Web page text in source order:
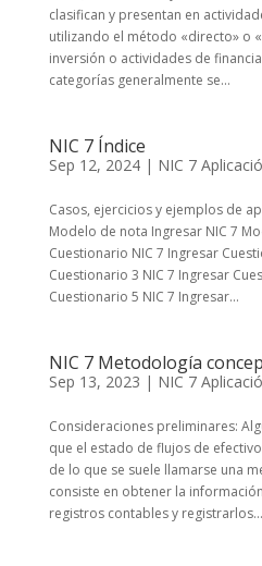
clasifican y presentan en
utilizando el método «directo» o
inversión o actividades de
categorías generalmente se...
NIC 7 Índice
Sep 12, 2024| NIC 7
Casos, ejercicios y ejemplos de
Modelo de nota Ingresar NIC 7
Cuestionario NIC 7 Ingresar
Cuestionario 3 NIC 7 Ingresar
Cuestionario 5 NIC 7 Ingresar...
NIC 7 Metodología
Sep 13, 2023 | NIC 7
Consideraciones preliminares:
que el estado de flujos de
de lo que se suele llamarse una
consiste en obtener la
registros contables y registrarlos...